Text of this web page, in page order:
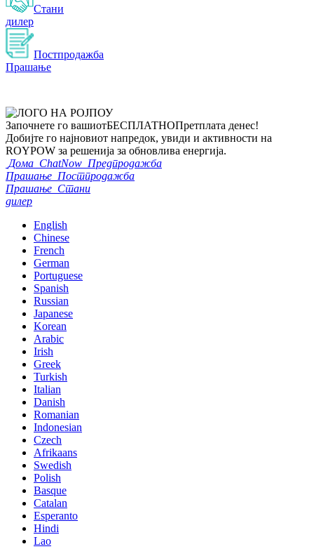
Стани
дилер
Постпродажба
Прашање
Започнете го вашиотБЕСПЛАТНОПретплата денес!
Добијте го најновиот напредок, увиди и активности на
ROYPOW за решенија за обновлива енергија.
Дома ChatNow Предпродажба
Прашање Постпродажба
Прашање Стани
дилер
English
Chinese
French
German
Portuguese
Spanish
Russian
Japanese
Korean
Arabic
Irish
Greek
Turkish
Italian
Danish
Romanian
Indonesian
Czech
Afrikaans
Swedish
Polish
Basque
Catalan
Esperanto
Hindi
Lao